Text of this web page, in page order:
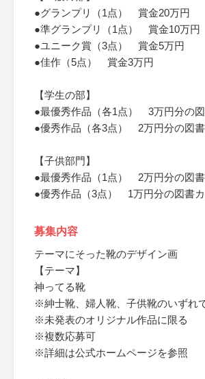
●グランプリ（1点） 賞金20万円
●準グランプリ（1点） 賞金10万円
●ユニーク賞（3点） 賞金5万円
●佳作（5点） 賞金3万円
【学生の部】
●最優秀作品（各1点） 3万円分の
●優秀作品（各3点） 2万円分の図
【子供部門】
●最優秀作品（1点） 2万円分の図
●優秀作品（3点） 1万円分の図書
募集内容
テーマにそった靴のデザイン画
【テーマ】
神ってる靴
※紳士靴、婦人靴、子供靴のいずれ
※未発表のオリジナル作品に限る
※複数応募可
※詳細は公式ホームページを参照